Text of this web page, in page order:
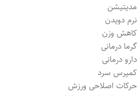
مدیتیشن
نرم دویدن
کاهش وزن
گرما درمانی
دارو درمانی
کمپرس سرد
حرکات اصلاحی ورزش